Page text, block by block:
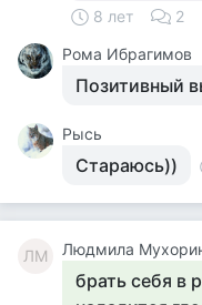
8 лет 2
Рома Ибрагимов
Позитивный
Рысь
Стараюсь))
ЛМ Людмила
брать себя в